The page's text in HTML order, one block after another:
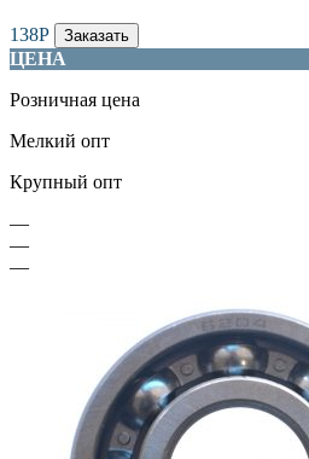
138Р Заказать
ЦЕНА
Розничная цена
Мелкий опт
Крупный опт
—
—
—